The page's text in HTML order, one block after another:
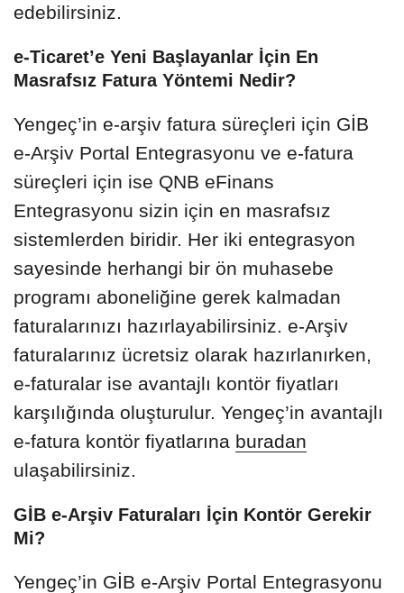
edebilirsiniz.
e-Ticaret’e Yeni Başlayanlar İçin En
Masrafsız Fatura Yöntemi Nedir?
Yengeç’in e-arşiv fatura süreçleri için GİB
e-Arşiv Portal Entegrasyonu ve e-fatura
süreçleri için ise QNB eFinans
Entegrasyonu sizin için en masrafsız
sistemlerden biridir. Her iki entegrasyon
sayesinde herhangi bir ön muhasebe
programı aboneliğine gerek kalmadan
faturalarınızı hazırlayabilirsiniz. e-Arşiv
faturalarınız ücretsiz olarak hazırlanırken,
e-faturalar ise avantajlı kontör fiyatları
karşılığında oluşturulur. Yengeç’in avantajlı
e-fatura kontör fiyatlarına buradan
ulaşabilirsiniz.
GİB e-Arşiv Faturaları İçin Kontör Gerekir
Mi?
Yengeç’in GİB e-Arşiv Portal Entegrasyonu